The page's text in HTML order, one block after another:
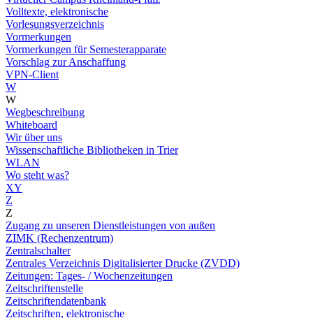
Volltexte, elektronische
Vorlesungsverzeichnis
Vormerkungen
Vormerkungen für Semesterapparate
Vorschlag zur Anschaffung
VPN-Client
W
W
Wegbeschreibung
Whiteboard
Wir über uns
Wissenschaftliche Bibliotheken in Trier
WLAN
Wo steht was?
XY
Z
Z
Zugang zu unseren Dienstleistungen von außen
ZIMK (Rechenzentrum)
Zentralschalter
Zentrales Verzeichnis Digitalisierter Drucke (ZVDD)
Zeitungen: Tages- / Wochenzeitungen
Zeitschriftenstelle
Zeitschriftendatenbank
Zeitschriften, elektronische